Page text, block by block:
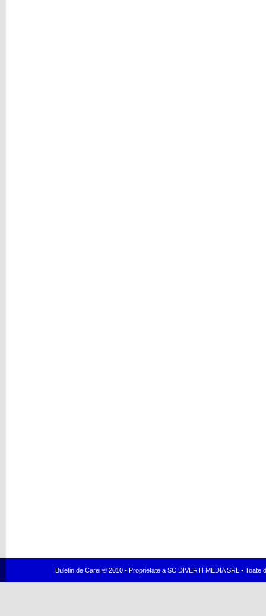
Buletin de Carei ® 2010 • Proprietate a SC DIVERTI MEDIA SRL •